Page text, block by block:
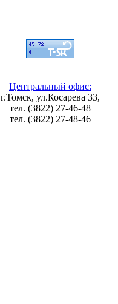
Центральный офис:
г.Томск, ул.Косарева 33,
тел. (3822) 27-46-48
тел. (3822) 27-48-46